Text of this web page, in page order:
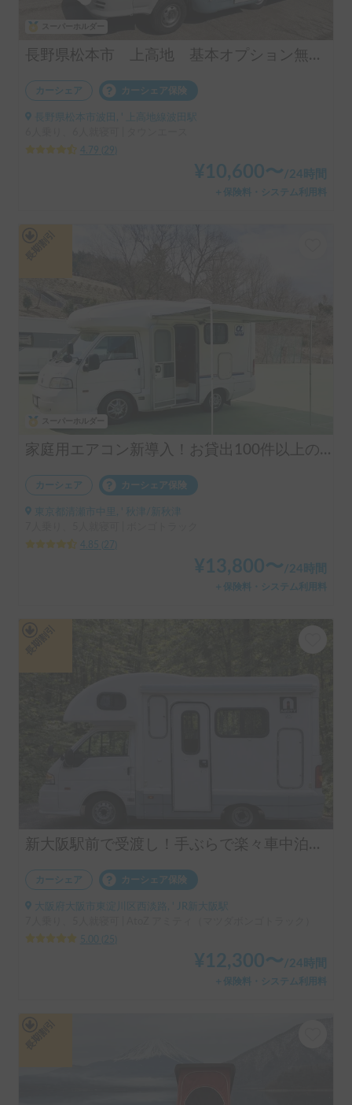
長野県松本市 上高地 基本オプション無料 24h受け渡しOK
カーシェア カーシェア保険
長野県松本市波田, ' 上高地線波田駅
4.79
29
¥ 10,600〜 /24時間
＋保険料・システム利用料
家庭用エアコン新導入！お貸出100件以上の実績！揺れや横風に強くミニバン感覚で運転！ペット大歓迎＆充実設備♪安心安全なダブルタイヤを装備したアルファSSSで快適な旅を！
カーシェア カーシェア保険
東京都清瀬市中里, ' 秋津/新秋津
4.85
27
¥ 13,800〜 /24時間
＋保険料・システム利用料
新大阪駅前で受渡し！手ぶらで楽々車中泊体験！
カーシェア カーシェア保険
大阪府大阪市東淀川区西淡路, ' JR新大阪駅
5.00
25
¥ 12,300〜 /24時間
＋保険料・システム利用料